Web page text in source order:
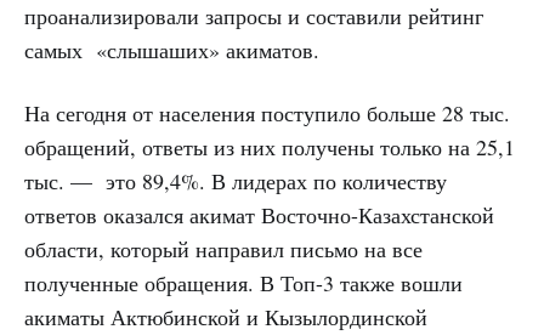
проанализировали запросы и составили рейтинг
самых «слышаших» акиматов.
На сегодня от населения поступило больше 28 тыс.
обращений, ответы из них получены только на 25,1
тыс. — это 89,4%. В лидерах по количеству
ответов оказался акимат Восточно-Казахстанской
области, который направил письмо на все
полученные обращения. В Топ-3 также вошли
акиматы Актюбинской и Кызылординской